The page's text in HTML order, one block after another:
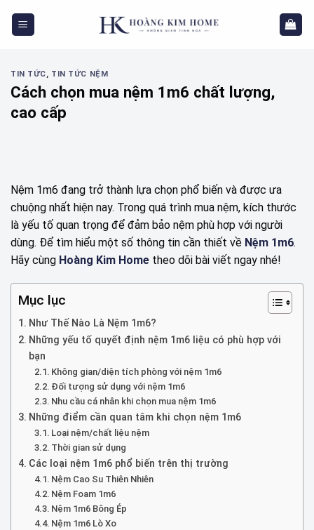
TIN TỨC, TIN TỨC NỆM
Cách chọn mua nệm 1m6 chất lượng,
cao cấp
Nệm 1m6 đang trở thành lựa chọn phổ biến và được ưa
chuộng nhất hiện nay. Trong quá trình mua nệm, kích thước
là yếu tố quan trọng để đảm bảo nệm phù hợp với người
dùng. Để tìm hiểu một số thông tin cần thiết về Nệm 1m6.
Hãy cùng Hoàng Kim Home theo dõi bài viết ngay nhé!
Mục lục
Như Thế Nào Là Nệm 1m6?
Những yếu tố quyết định nệm 1m6 liệu có phù hợp với
bạn
Không gian/diện tích phòng với nệm 1m6
Đối tượng sử dụng với nệm 1m6
Nhu cầu cá nhân khi chọn mua nệm 1m6
Những điểm cần quan tâm khi chọn nệm 1m6
Loại nệm/chất liệu nệm
Thời gian sử dụng
Các loại nệm 1m6 phổ biến trên thị trường
Nệm Cao Su Thiên Nhiên
Nệm Foam 1m6
Nệm 1m6 Bông Ép
Nệm 1m6 Lò Xo